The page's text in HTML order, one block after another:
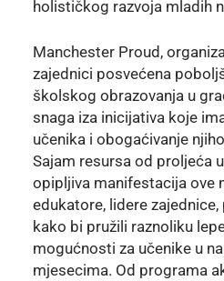
holističkog razvoja mladih
Manchester Proud,
zajednici posvećena
školskog obrazovanja u
snaga iza inicijativa koje
učenika i obogaćivanje
Sajam resursa od proljeća
opipljiva manifestacija ove
edukatore, lidere
kako bi pružili raznoliku
mogućnosti za učenike u
mjesecima. Od programa